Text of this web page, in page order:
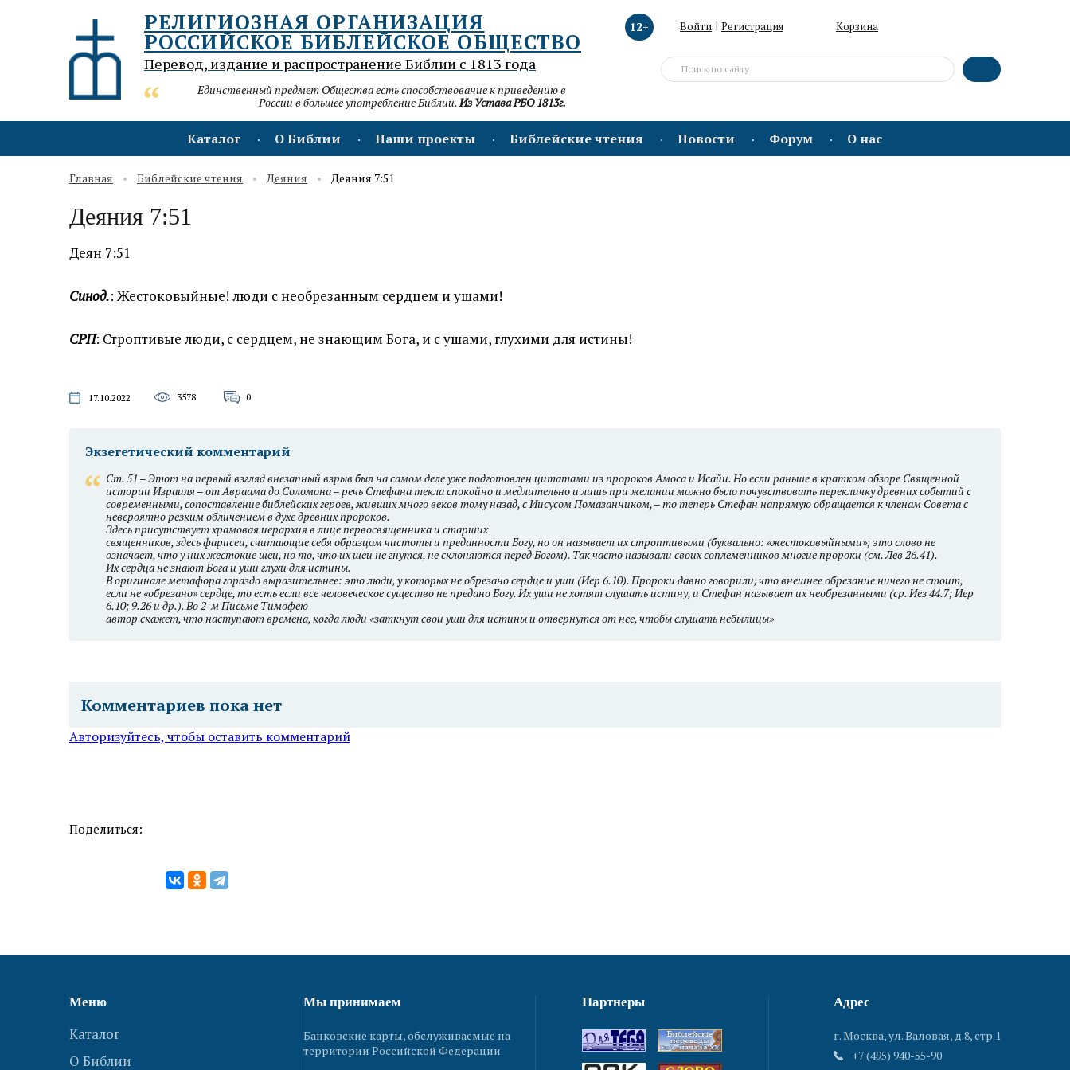
РЕЛИГИОЗНАЯ ОРГАНИЗАЦИЯ
РОССИЙСКОЕ БИБЛЕЙСКОЕ ОБЩЕСТВО
Перевод, издание и распространение Библии с 1813 года
Единственный предмет Общества есть способствование к приведению в
России в большее употребление Библии.Из Устава РБО 1813г.
12+ Войти | Регистрация Корзина
Каталог О Библии Наши проекты Библейские чтения Новости Форум О нас
Главная Библейские чтения Деяния Деяния 7:51
Деяния 7:51
Деян 7:51
Синод.: Жестоковыйные! люди с необрезанным сердцем и ушами!
СРП: Строптивые люди, с сердцем, не знающим Бога, и с ушами, глухими для истины!
17.10.2022 3578 0
Экзегетический комментарий
Ст. 51 – Этот на первый взгляд внезапный взрыв был на самом деле уже подготовлен цитатами из пророков Амоса и Исайи. Но если раньше в кратком обзоре Священной
истории Израиля – от Авраама до Соломона – речь Стефана текла спокойно и медлительно и лишь при желании можно было почувствовать перекличку древних событий с
современными, сопоставление библейских героев, живших много веков тому назад, с Иисусом Помазанником, – то теперь Стефан напрямую обращается к членам Совета с
невероятно резким обличением в духе древних пророков.
Здесь присутствует храмовая иерархия в лице первосвященника и старших
священников, здесь фарисеи, считающие себя образцом чистоты и преданности Богу, но он называет их строптивыми (буквально: «жестоковыйными»; это слово не
означает, что у них жестокие шеи, но то, что их шеи не гнутся, не склоняются перед Богом). Так часто называли своих соплеменников многие пророки (см. Лев 26.41).
Их сердца не знают Бога и уши глухи для истины.
В оригинале метафора гораздо выразительнее: это люди, у которых не обрезано сердце и уши (Иер 6.10). Пророки давно говорили, что внешнее обрезание ничего не стоит,
если не «обрезано» сердце, то есть если все человеческое существо не предано Богу. Их уши не хотят слушать истину, и Стефан называет их необрезанными (ср. Иез 44.7; Иер
6.10; 9.26 и др.). Во 2-м Письме Тимофею
автор скажет, что наступают времена, когда люди «заткнут свои уши для истины и отвернутся от нее, чтобы слушать небылицы»
Комментариев пока нет
Авторизуйтесь, чтобы оставить комментарий
Поделиться:
Меню
Каталог
О Библии
Мы принимаем
Банковские карты, обслуживаемые на
территории Российской Федерации
Партнеры Адрес
г. Москва, ул. Валовая, д.8, стр.1
+7 (495) 940-55-90